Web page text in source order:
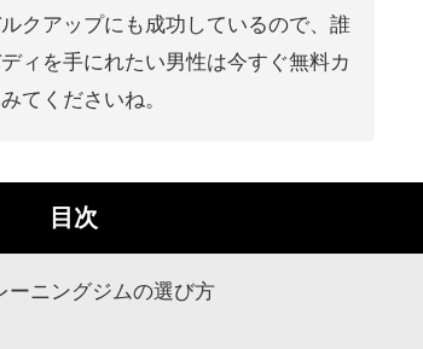
クアップにも成功しているので、誰
ィを手にれたい男性は今すぐ無料カ
てくださいね。
目次
ーニングジムの選び方